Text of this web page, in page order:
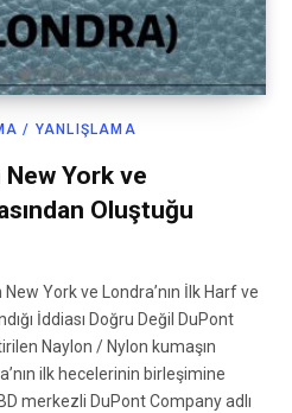
/ YANLIŞLAMA
York ve
Oluştuğu
York ve Londra’nın İlk Harf ve
İddiası Doğru Değil DuPont
Naylon / Nylon kumaşın
ilk hecelerinin birleşimine
merkezli DuPont Company adlı